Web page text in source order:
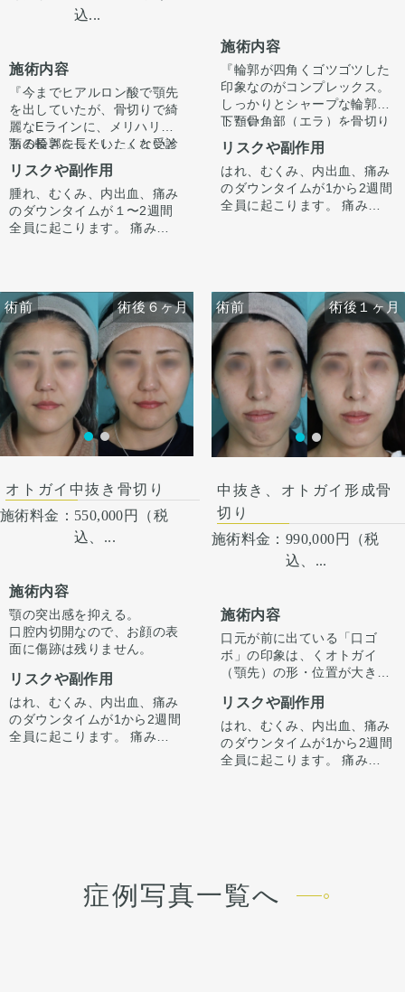
込...
施術内容
『今までヒアルロン酸で顎先
を出していたが、骨切りで綺
麗なEラインに、メリハリの
ある輪郭にしたい。』と受診
されました。
顎の長さを長くしたくないと
いう希望がありましたので、
中抜きの施術とあわせてオト
ガイ形成させていただきまし
た。
カウンセリング時に3Dシミュ
レーションでどのくらい顎を
出すかをご本人様とすり合わ
フェイスラインが手術前ぼや
けた印象ですが、スッキリシ
ャープな輪郭になりました。
顔の脂肪吸引はただ吸引すれ
ばいいわけではなく、バラン
ス良く吸うところはしっかり
吸い、残すところは適量残す
ことが大事です。
術後4ヶ月で腫れも引いて綺
麗なEラインができていま
す。
ここからもう少しスッキリし
て術後半年で完成します。
オトガイ形成は、後ろに下が
っている顎先の骨をそのまま
前に出す施術のため、正面か
ら見た時の顎先の長さがどう
そのため、同時に中抜きもす
ることで顎の長さを同じくら
い、もしくは短くしつつ前に
出すことが可能です。
リスクや副作用
腫れ、むくみ、内出血、痛み
のダウンタイムが１〜2週間
全員に起こります。 痛みは
なります。 内出血は平均2週
間くらいで目立たなくなりま
す。 顎先や下唇の痺れが出る
ことがあります。多くは通常
1ヶ月以内に改善します。 脂
肪を吸ったところは1から3ヶ
月ツッパリ感がでます。ツッ
パリ感が出ても動かして大丈
夫です。 稀に感染があります
が、そのような際は責任を持
がりには個人差があるので、
手術を受けた人全員がこの写
真の様な変化をするわけでは
ありませんのでご注意下さ
方一人一人の状態をふまえ
て、治療法をご提案します。
施術内容
『輪郭が四角くゴツゴツした
印象なのがコンプレックス。
しっかりとシャープな輪郭に
したい。』
というお悩みで受診されまし
た。
下顎骨角部（エラ）を骨切り
にて切除しました。この方は
若干外巻きタイプのエラでし
た。
しっかりとエラの余白が削ら
れ、四角い輪郭がシャープに
正面から見てもスッキリとシ
ャープな印象にりなります。
手術前に撮像したCTデータを
元に、ご本人様と打ち合わせ
をし、3Dモデルを作成し、骨
切りラインを手術前に想定
し、その通り切除致しまし
た。
リスクや副作用
はれ、むくみ、内出血、痛み
のダウンタイムが1から2週間
全員に起こります。 痛みは3
いで目立たなくなります。 顎
先や下唇の痺れが出ることが
あります。多くは通常1ヶ月
以内に改善します。 稀に感染
がありますが、そのような際
は責任を持って当院で治療し
ます。 仕上がりには個人差が
あるので、手術を受けた人全
員がこの写真の様な変化をす
るわけではありませんのでご
にて、診察させていただいた
上でその方一人一人の状態を
ふまえて、治療法をご提案し
ます。
術前 術後６ヶ月 術前 術後６ヶ月
オトガイ中抜き骨切り
施術料金： 550,000円（税
込、...
施術内容
顎の突出感を抑える。
口腔内切開なので、お顔の表
面に傷跡は残りません。
リスクや副作用
はれ、むくみ、内出血、痛み
のダウンタイムが1から2週間
全員に起こります。 痛みは3
がありますが、そのような際
は責任を持って当院で治療し
術前 術後１ヶ月 術前 術後１ヶ月
中抜き、オトガイ形成骨
切り
施術料金： 990,000円（税
込、...
施術内容
口元が前に出ている「口ゴ
ボ」の印象は、くオトガイ
（顎先）の形・位置が大きく
今回は骨を前に出すだけでな
く「中抜き」を組み合わせる
ことで、オトガイを前方に引
き出しながら顎の長さが伸び
います。
横顔はEライン上に口唇が収
リスクや副作用
はれ、むくみ、内出血、痛み
のダウンタイムが1から2週間
全員に起こります。 痛みは3
以内に改善します。 稀に感染
症例写真一覧へ